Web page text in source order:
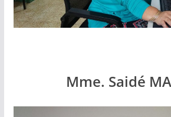
Mme. Saidé